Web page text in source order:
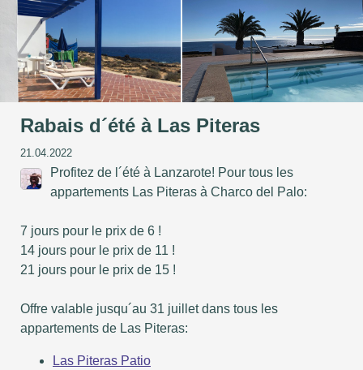
Rabais d´été à Las Piteras
21.04.2022
Profitez de l´été à Lanzarote! Pour tous les
appartements Las Piteras à Charco del Palo:
7 jours pour le prix de 6 !
14 jours pour le prix de 11 !
21 jours pour le prix de 15 !
Offre valable jusqu´au 31 juillet dans tous les
appartements de Las Piteras:
Las Piteras Patio